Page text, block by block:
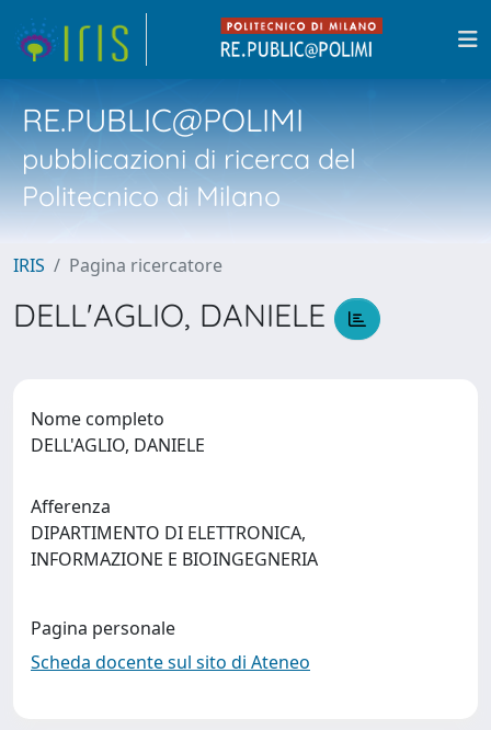
RE.PUBLIC@POLIMI
pubblicazioni di ricerca del
Politecnico di Milano
IRIS Pagina ricercatore
DELL'AGLIO, DANIELE
Nome completo
DELL'AGLIO, DANIELE
Afferenza
DIPARTIMENTO DI ELETTRONICA,
INFORMAZIONE E BIOINGEGNERIA
Pagina personale
Scheda docente sul sito di Ateneo